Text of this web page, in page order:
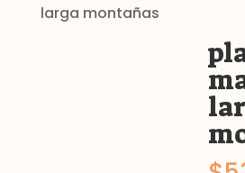
larga montañas